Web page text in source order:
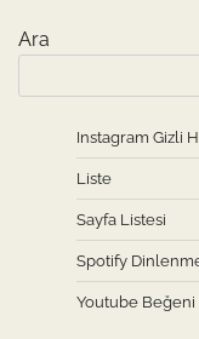
Ara
Instagram Gizli
Liste
Sayfa Listesi
Spotify
Youtube Beğeni